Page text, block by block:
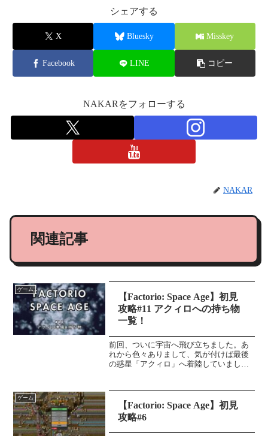
シェアする
X Bluesky Misskey
Facebook LINE コピー
NAKARをフォローする
NAKAR
関連記事
ゲーム
【Factorio: Space Age】初見
攻略#11 アクィロへの持ち物
一覧！
前回、ついに宇宙へ飛び立ちました。あ
れから色々ありまして、気が付けば最後
の惑星「アクィロ」へ着陸していました
いうほどロードを繰り返してきました。
今回はアクィロへ出発する...
ゲーム
【Factorio: Space Age】初見
攻略#6